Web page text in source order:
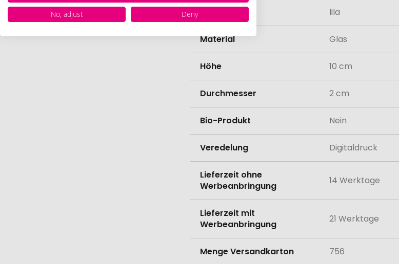
lila
Material Glas
Höhe 10 cm
Durchmesser 2 cm
Bio-Produkt Nein
Veredelung Digitaldruck
Lieferzeit ohne
Werbeanbringung
14 Werktage
Lieferzeit mit
Werbeanbringung
21 Werktage
Menge Versandkarton 756
No, adjust
Deny